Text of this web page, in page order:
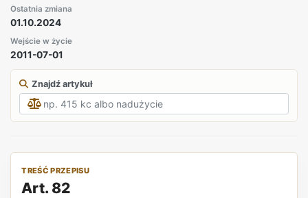
Ostatnia zmiana
01.10.2024
Wejście w życie
2011-07-01
Znajdź artykuł
TREŚĆ PRZEPISU
Art. 82